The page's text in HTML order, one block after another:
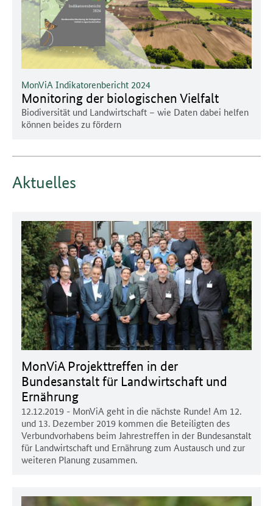
Monitoring der biologischen Vielfalt
MonViA Indikatorenbericht 2024
Biodiversität und Landwirtschaft – wie Daten dabei helfen
können beides zu fördern
Aktuelles
MonViA Projekttreffen in der
Bundesanstalt für Landwirtschaft und
Ernährung
12.12.2019 - MonViA geht in die nächste Runde! Am 12.
und 13. Dezember 2019 kommen die Beteiligten des
Verbundvorhabens beim Jahrestreffen in der Bundesanstalt
für Landwirtschaft und Ernährung zum Austausch und zur
weiteren Planung zusammen.